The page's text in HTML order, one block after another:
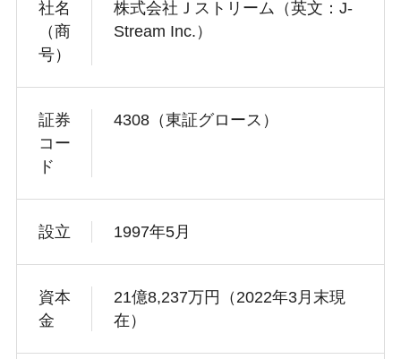
社名
（商
号）
株式会社Ｊストリーム（英文：J-
Stream Inc.）
証券
コー
ド
4308（東証グロース）
設立 1997年5月
資本
金
21億8,237万円（2022年3月末現
在）